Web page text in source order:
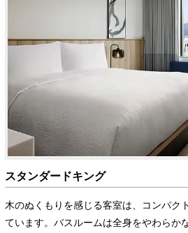
スタンダードキング
木のぬくもりを感じる客室は、コンパク
ています。バスルームは全身をやわらか